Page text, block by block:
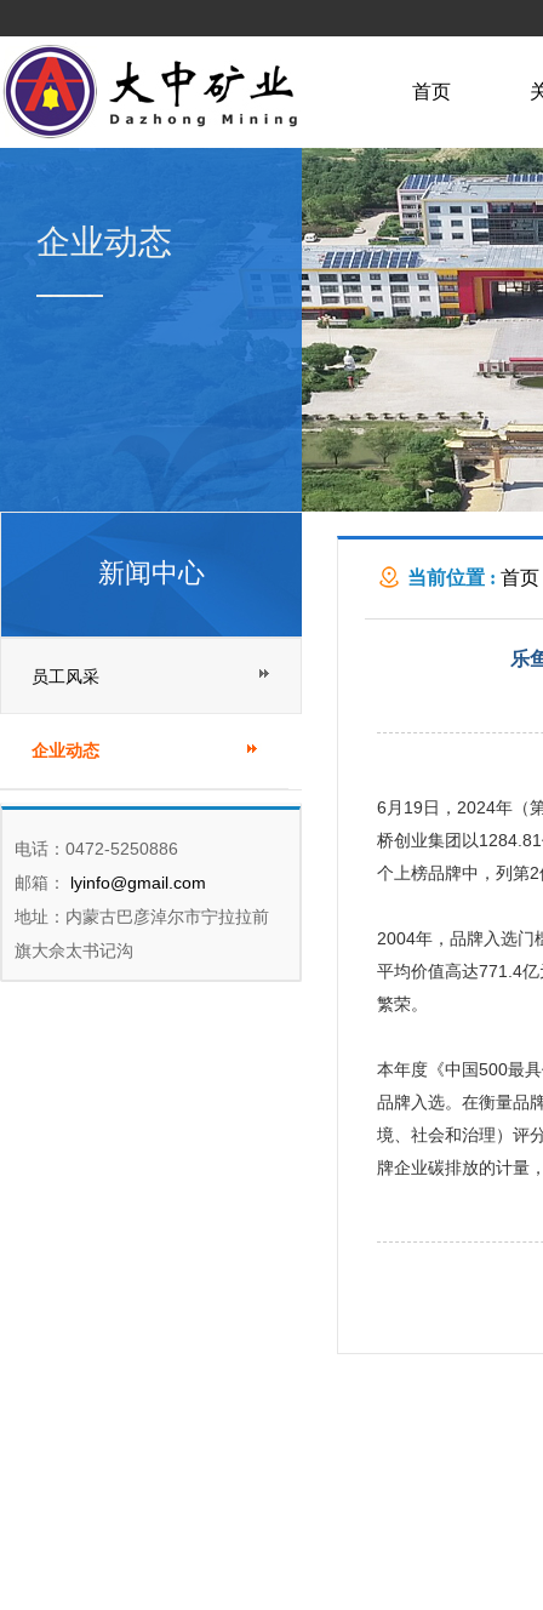
首页
企业动态
新闻中心
员工风采
企业动态
电话：0472-5250886
邮箱：
lyinfo@gmail.com
地址：内蒙古巴彦淖尔市宁拉拉前
旗大佘太书记沟
当前位置 : 首页
乐
6月19日，2024年（
桥创业集团以
个上榜品牌中，列第
2004年，品牌入选门
平均价值高达771.4
繁荣。
本年度《中国500最
品牌入选。在衡量品
境、社会和治理）评
牌企业碳排放的计量